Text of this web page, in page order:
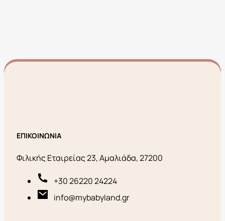
ΕΠΙΚΟΙΝΩΝΙΑ
Φιλικής Εταιρείας 23, Αμαλιάδα, 27200
+30 26220 24224
info@mybabyland.gr